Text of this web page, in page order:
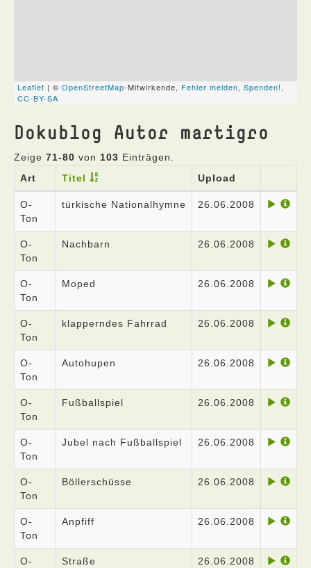
Dokublog Autor martigro
Zeige 71-80 von 103 Einträgen.
Art
Titel Upload
O-
Ton
türkische Nationalhymne 26.06.2008
O-
Ton
Nachbarn 26.06.2008
O-
Ton
Moped 26.06.2008
O-
Ton
klapperndes Fahrrad 26.06.2008
O-
Ton
Autohupen 26.06.2008
O-
Ton
Fußballspiel 26.06.2008
O-
Ton
Jubel nach Fußballspiel 26.06.2008
O-
Ton
Böllerschüsse 26.06.2008
O-
Ton
Anpfiff 26.06.2008
O- Straße 26.06.2008